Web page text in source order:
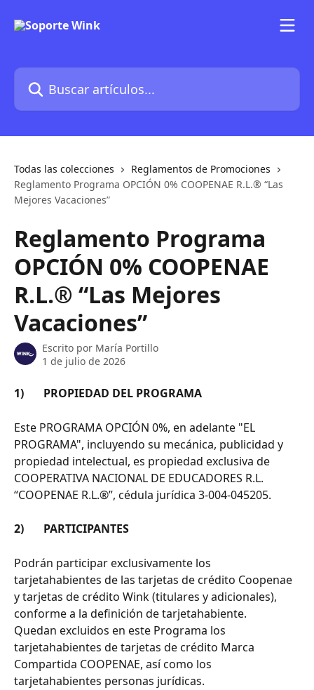
Buscar artículos...
Todas las colecciones
Reglamentos de Promociones
Reglamento Programa OPCIÓN 0% COOPENAE R.L.® “Las
Mejores Vacaciones”
Reglamento Programa
OPCIÓN 0% COOPENAE
R.L.® “Las Mejores
Vacaciones”
Escrito por María Portillo
1 de julio de 2026
1)       PROPIEDAD DEL PROGRAMA
Este PROGRAMA OPCIÓN 0%, en adelante "EL
PROGRAMA", incluyendo su mecánica, publicidad y
propiedad intelectual, es propiedad exclusiva de
COOPERATIVA NACIONAL DE EDUCADORES R.L.
“COOPENAE R.L.®”, cédula jurídica 3-004-045205.
2)       PARTICIPANTES
Podrán participar exclusivamente los
tarjetahabientes de las tarjetas de crédito Coopenae
y tarjetas de crédito Wink (titulares y adicionales),
conforme a la definición de tarjetahabiente.
Quedan excluidos en este Programa los
tarjetahabientes de tarjetas de crédito Marca
Compartida COOPENAE, así como los
tarjetahabientes personas jurídicas.